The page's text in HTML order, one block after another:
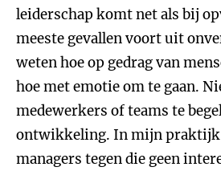
leiderschap komt net als bij
meeste gevallen voort uit
weten hoe op gedrag van
hoe met emotie om te gaan.
medewerkers of teams te
ontwikkeling. In mijn praktijk
managers tegen die geen